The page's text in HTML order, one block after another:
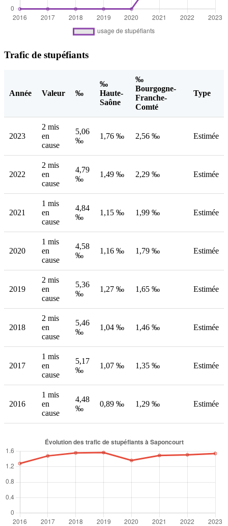
Trafic de stupéfiants
Année Valeur ‰
‰
Haute-
Saône
‰
Bourgogne-
Franche-
Comté
Type
2023
2 mis
en
cause
5,06
‰
1,76 ‰ 2,56 ‰ Estimée
2022
2 mis
en
cause
4,79
‰
1,49 ‰ 2,29 ‰ Estimée
2021
1 mis
en
cause
4,84
‰
1,15 ‰ 1,99 ‰ Estimée
2020
1 mis
en
cause
4,58
‰
1,16 ‰ 1,79 ‰ Estimée
2019
2 mis
en
cause
5,36
‰
1,27 ‰ 1,65 ‰ Estimée
2018
2 mis
en
cause
5,46
‰
1,04 ‰ 1,46 ‰ Estimée
2017
1 mis
en
cause
5,17
‰
1,07 ‰ 1,35 ‰ Estimée
2016
1 mis
en
cause
4,48
‰
0,89 ‰ 1,29 ‰ Estimée